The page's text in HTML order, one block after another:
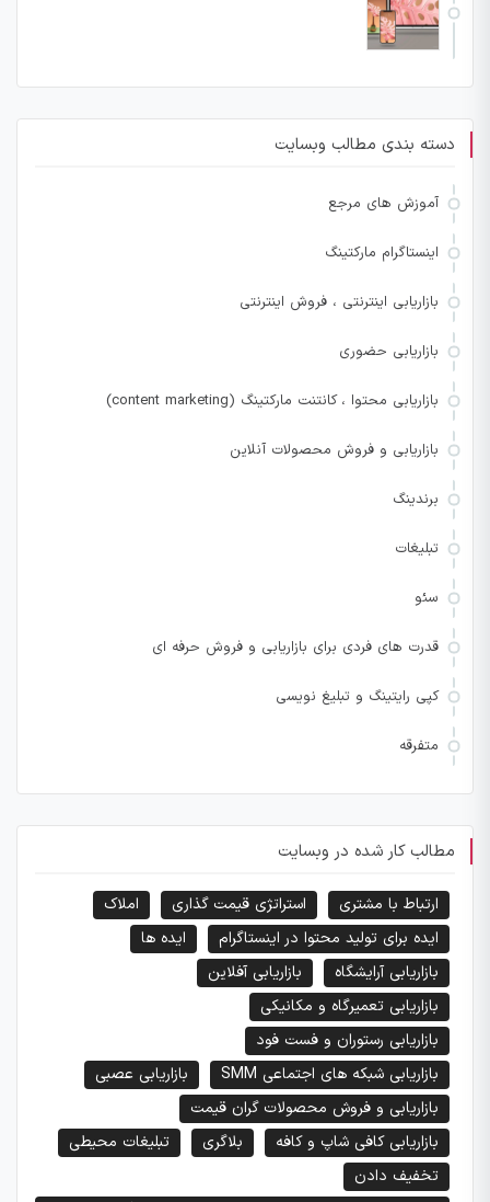
دسته بندی مطالب وبسایت
آموزش های مرجع
اینستاگرام مارکتینگ
بازاریابی اینترنتی ، فروش اینترنتی
بازاریابی حضوری
بازاریابی محتوا ، کانتنت مارکتینگ (content marketing)
بازاریابی و فروش محصولات آنلاین
برندینگ
تبلیغات
سئو
قدرت های فردی برای بازاریابی و فروش حرفه ای
کپی رایتینگ و تبلیغ نویسی
متفرقه
مطالب کار شده در وبسایت
ارتباط با مشتری استراتژی قیمت گذاری
املاک
ایده برای تولید محتوا در اینستاگرام
ایده ها
بازاریابی آرایشگاه
بازاریابی آفلاین
بازاریابی تعمیرگاه و مکانیکی
بازاریابی رستوران و فست فود
بازاریابی شبکه های اجتماعی SMM
بازاریابی عصبی
بازاریابی و فروش محصولات گران قیمت
بازاریابی کافی شاپ و کافه
بلاگری
تبلیغات محیطی
تخفیف دادن